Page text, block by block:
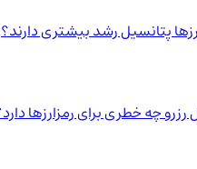
چه خطری برای رمزارزها